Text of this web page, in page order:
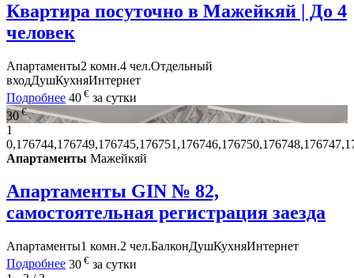
Квартира посуточно в Мажейкяй | До 4
человек
Апартаменты2 комн.4 чел.Отдельный
входДушКухняИнтернет
Подробнее 40 € за сутки
30€
1
Апартаменты Мажейкяй
Апартаменты GIN № 82,
самостоятельная регистрация заезда
Апартаменты1 комн.2 чел.БалконДушКухняИнтернет
Подробнее 30 € за сутки